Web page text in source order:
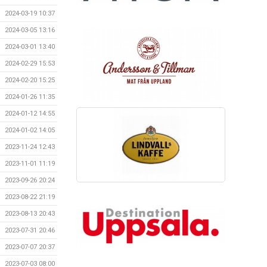
2024-03-19 10:37
2024-03-05 13:16
2024-03-01 13:40
2024-02-29 15:53
2024-02-20 15:25
2024-01-26 11:35
2024-01-12 14:55
2024-01-02 14:05
2023-11-24 12:43
2023-11-01 11:19
2023-09-26 20:24
2023-08-22 21:19
2023-08-13 20:43
2023-07-31 20:46
2023-07-07 20:37
2023-07-03 08:00